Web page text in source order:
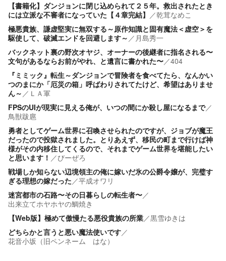
【書籍化】ダンジョンに閉じ込められて２５年。救出されたとき
には立派な不審者になっていた【４章完結】 ／乾茸なめこ
極悪貴族、謙虚堅実に無双する～原作知識と固有魔法＜虚空＞を
駆使して、破滅エンドを回避します～ ／ 月島秀一
バックネット裏の野次オヤジ、オーナーの後継者に指名される〜
文句があるならお前がやれ、と遺言に書かれた〜／404
『ミミック』転生～ダンジョンで冒険者を食べてたら、なんかい
つのまにか「厄災の箱」呼ばわりされてたけど、希望はありませ
ん～ ／ ＬＡ軍
FPSのUIが現実に見える俺が、いつの間にか殺し屋になるまで／
鳥獣跋扈
勇者としてゲーム世界に召喚させられたのですが、ジョブが魔王
だったので投獄されました。とりあえず、移民の町まで行けば神
様がその内移住してくるので、それまでゲーム世界を堪能したい
と思います！ ／びーぜろ
戦場しか知らない辺境領主の俺に嫁いだ氷の公爵令嬢が、完璧す
ぎる理想の嫁だった／平成オワリ
迷宮都市の石路〜その日暮らしの転生者〜／
出来立てホヤホヤの鯛焼き
【Web版】極めて傲慢たる悪役貴族の所業／黒雪ゆきは
どちらかと言うと悪い魔法使いです／
花音小坂（旧ペンネーム はな）